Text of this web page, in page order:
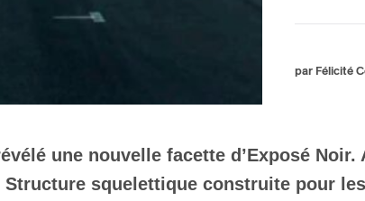
par Félicité
une nouvelle facette d’Exposé
Structure squelettique construite pour